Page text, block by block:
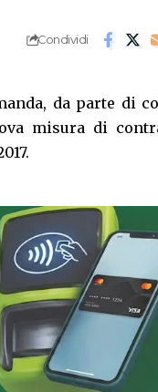
Condividi
da parte di
misura di